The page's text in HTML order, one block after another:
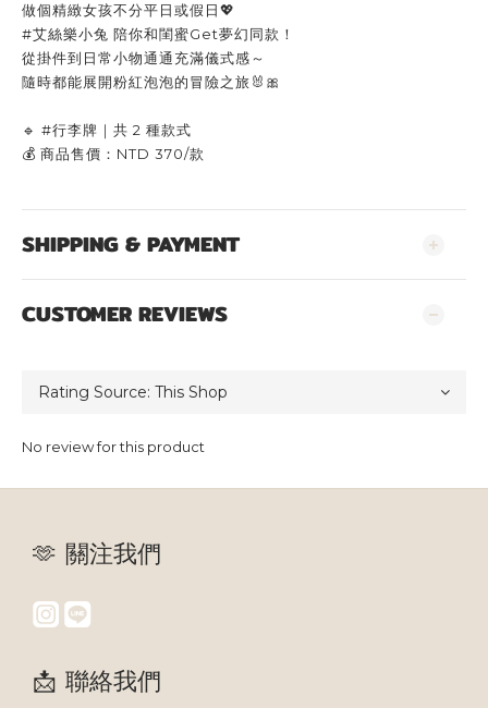
做個精緻女孩不分平日或假日💖
#艾絲樂小兔 陪你和閨蜜Get夢幻同款！
從掛件到日常小物通通充滿儀式感～
隨時都能展開粉紅泡泡的冒險之旅🐰🎀
🔹 #行李牌｜共 2 種款式
💰 商品售價：NTD 370/款
SHIPPING & PAYMENT
CUSTOMER REVIEWS
No review for this product
🫶 關注我們
📩 聯絡我們